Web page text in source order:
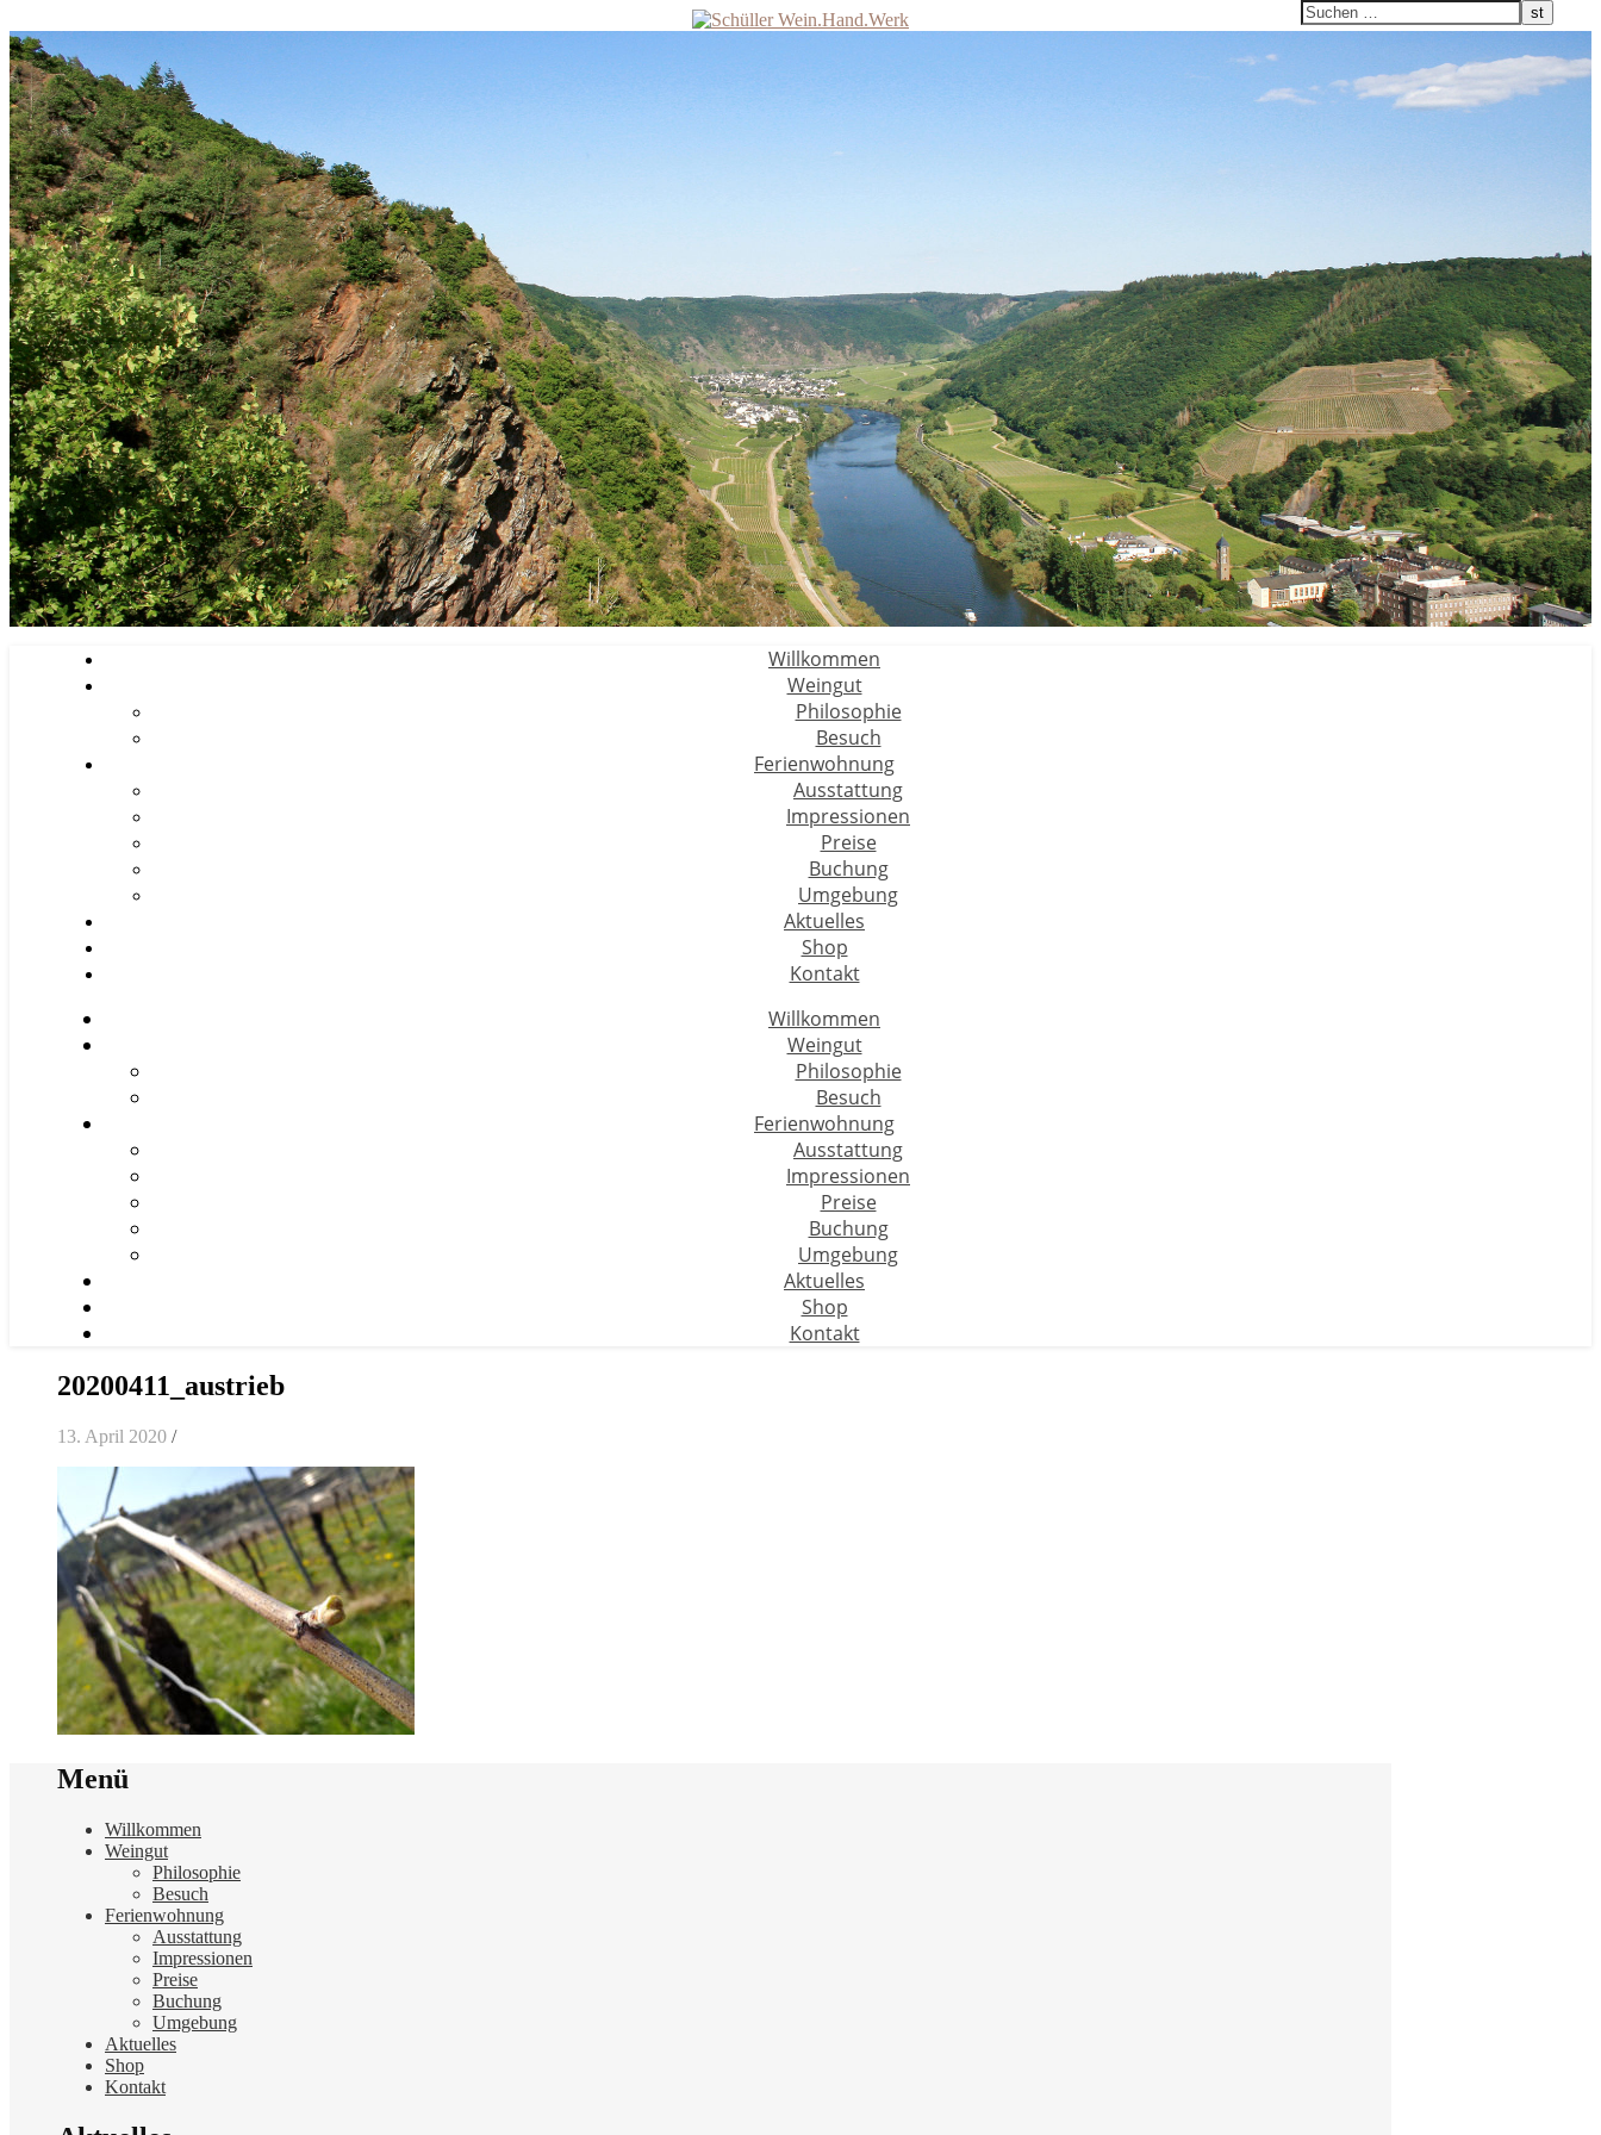
Willkommen
Weingut
Philosophie
Besuch
Ferienwohnung
Ausstattung
Impressionen
Preise
Buchung
Umgebung
Aktuelles
Shop
Kontakt
Willkommen
Weingut
Philosophie
Besuch
Ferienwohnung
Ausstattung
Impressionen
Preise
Buchung
Umgebung
Aktuelles
Shop
Kontakt
20200411_austrieb
13. April 2020 /
Menü
Willkommen
Weingut
Philosophie
Besuch
Ferienwohnung
Ausstattung
Impressionen
Preise
Buchung
Umgebung
Aktuelles
Shop
Kontakt